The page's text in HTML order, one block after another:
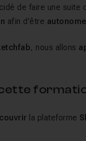
de faire une suite
afin d’être autonome
, nous allons
la plateforme